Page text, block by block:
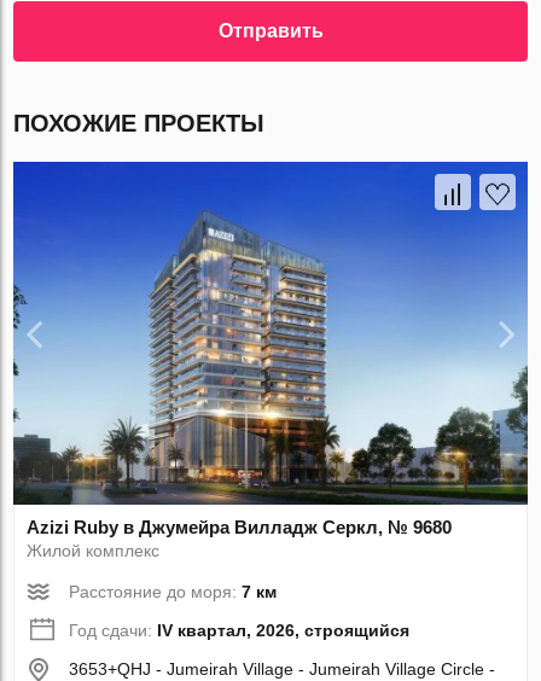
Отправить
ПОХОЖИЕ ПРОЕКТЫ
Azizi Ruby в Джумейра Вилладж Серкл, № 9680
Жилой комплекс
Расстояние до моря:7 км
Год сдачи: IV квартал, 2026, строящийся
3653+QHJ - Jumeirah Village - Jumeirah Village Circle -